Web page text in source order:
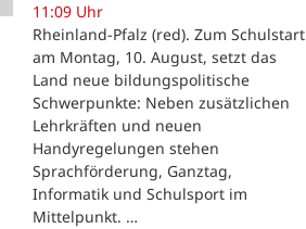
11:09 Uhr
Rheinland-Pfalz (red). Zum Schulstart
am Montag, 10. August, setzt das
Land neue bildungspolitische
Schwerpunkte: Neben zusätzlichen
Lehrkräften und neuen
Handyregelungen stehen
Sprachförderung, Ganztag,
Informatik und Schulsport im
Mittelpunkt. …